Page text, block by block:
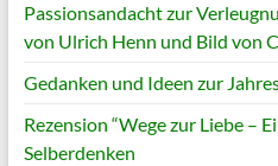
Passionsandacht zur
von Ulrich Henn und Bild von
Gedanken und Ideen zur
Rezension “Wege zur Liebe –
Selberdenken